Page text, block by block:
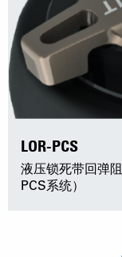
LOR-PCS
液压锁死带回弹
PCS系统）